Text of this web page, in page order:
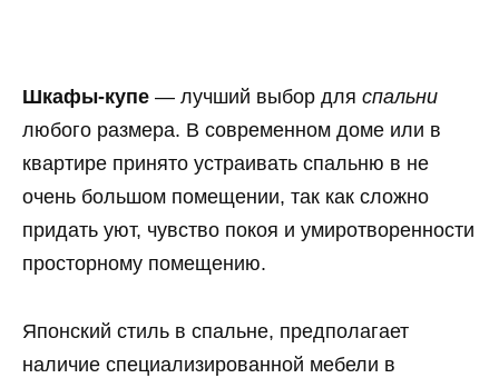
Шкафы-купе — лучший выбор для спальни
любого размера. В современном доме или в
квартире принято устраивать спальню в не
очень большом помещении, так как сложно
придать уют, чувство покоя и умиротворенности
просторному помещению.
Японский стиль в спальне, предполагает
наличие специализированной мебели в